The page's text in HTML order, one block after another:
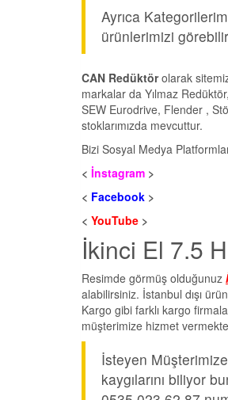
Ayrıca
ürünlerimizi
CAN Redüktörolarak
markalar da Yılmaz
SEW Eurodrive, Flender ,
stoklarımızda mevcuttur.
Bizi Sosyal Medya
< İnstagram >
< Facebook >
< YouTube >
İkinci El 7.5
Resimde görmüş olduğunuz
alabilirsiniz. İstanbul dışı
Kargo gibi farklı kargo
müşterimize hizmet
İsteyen
kaygılarını biliyor